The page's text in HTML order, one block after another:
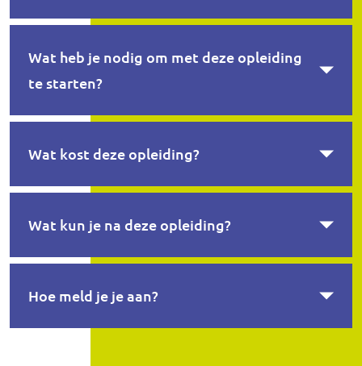
Wat heb je nodig om met deze opleiding
te starten?
Wat kost deze opleiding?
Wat kun je na deze opleiding?
Hoe meld je je aan?